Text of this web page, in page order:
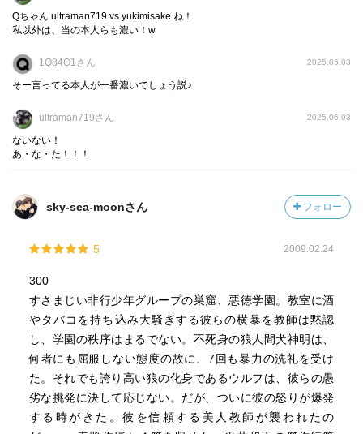
けたとたんに悪口が始まる。だから、SF作家が参集すると
なったら、だれでも懸命に駈けつける。ーそれこそ、欠席
未知との遭遇やな。
同級生が、宇宙人で、交通事故で死ぬとこ救ってくれた。
でも、タイムリミットがあって、それまでに宇宙船まで…
「エスパーお蘭」
どっかで聞いたな。このタイトル。
テロ起こす、念力使いを探すために、牢獄に囚われてたテ
レパシストのお蘭を解放して。
力の強いものに対して、力のないものが排除に向かう。
何か、超能力やなくてもありそう。
そういうの嫌！
「親殺し」
地球上に新しく生まれた何ものかによって人類が滅ぼされ
Qちゃん ultraman719 vs yukimisake ね！
私以外は、当の本人らも濃い！w
1Q84O1さん 2025.06.03
そー言ってる本人が一番濃いでしょう説♪
ultraman719さん 2025.06.03
ないない！
あ・な・た！！！
sky-sea-moonさん フォロー
5 2009.02.24
300
すさまじい非行少年グループの巣窟、悪徳学園。教室に酒
やタバコを持ち込み大騒ぎする彼らの横暴を教師は黙認
し、学園の秩序はまるでない。不死身の狼人間犬神明は、
何者にも屈服しない態度の故に、7回も暴力の洗礼を受け
た。それでも誇り高い狼の化身であるウルフは、彼らの愚
劣な挑発に決して応じない。だが、ついに彼の怒りが爆発
する時がきた。彼を信頼する美人教師が襲われたの